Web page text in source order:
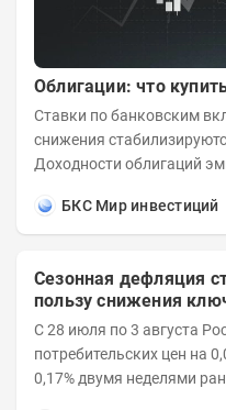
Облигации: что
Ставки по банковским
снижения
Доходности облигаций
БКС Мир инвестиций
Сезонная дефляция
пользу снижения
С 28 июля по 3 августа
потребительских цен на
0,17% двумя неделями